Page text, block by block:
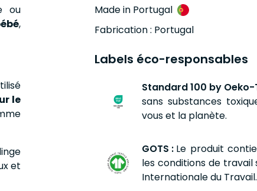
ou
,
le
et
Made in Portugal
Fabrication : Portugal
Labels éco-responsables
Standard 100 by
sans substances
vous et la planète.
GOTS : Le produit
les conditions de
Internationale du